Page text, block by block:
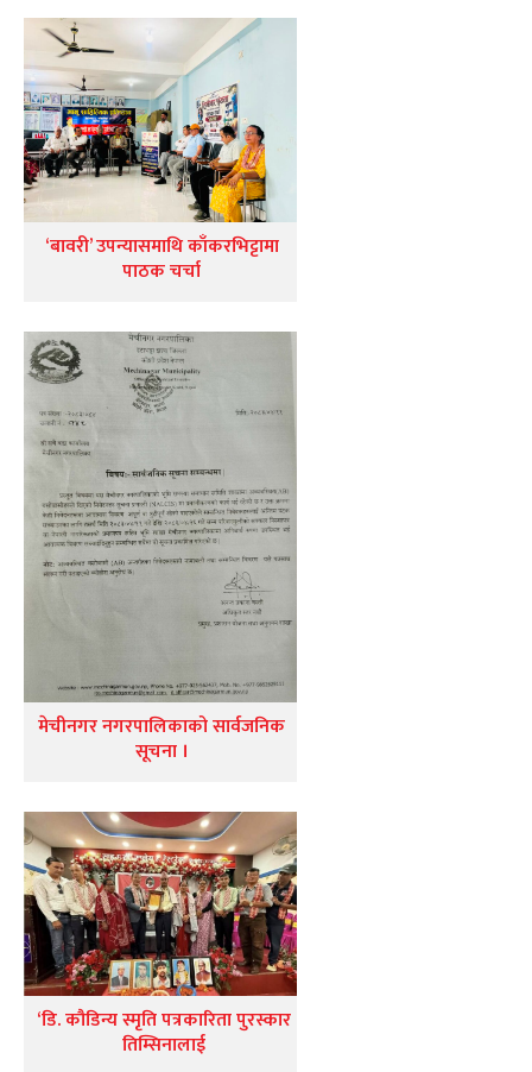
‘बावरी’ उपन्यासमाथि काँकरभिट्टामा
पाठक चर्चा
मेचीनगर नगरपालिकाको सार्वजनिक
सूचना ।
‘डि. कौडिन्य स्मृति पत्रकारिता पुरस्कार
तिम्सिनालाई